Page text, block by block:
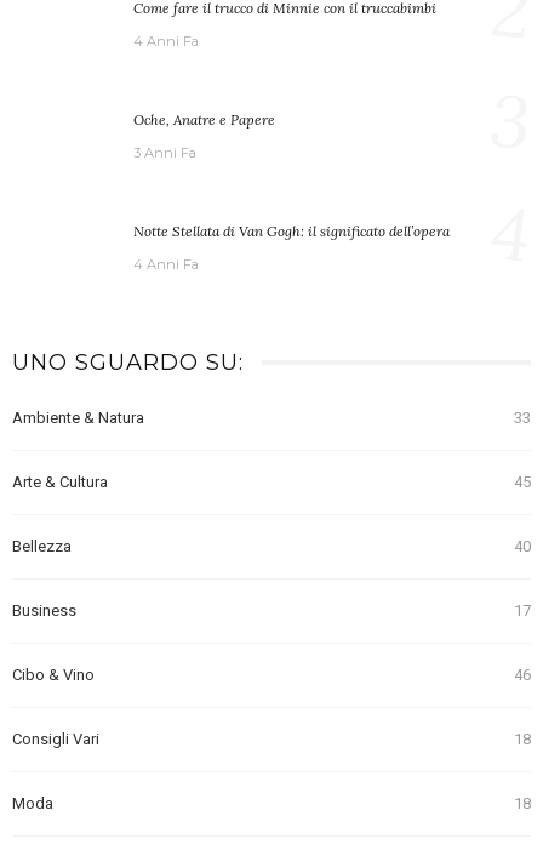
Come fare il trucco di Minnie con il truccabimbi
4 Anni Fa
Oche, Anatre e Papere
3 Anni Fa
Notte Stellata di Van Gogh: il significato dell’opera
4 Anni Fa
UNO SGUARDO SU:
Ambiente & Natura 33
Arte & Cultura 45
Bellezza 40
Business 17
Cibo & Vino 46
Consigli Vari 18
Moda 18